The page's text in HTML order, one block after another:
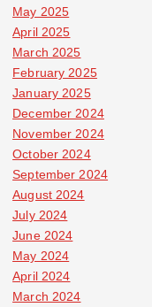
May 2025
April 2025
March 2025
February 2025
January 2025
December 2024
November 2024
October 2024
September 2024
August 2024
July 2024
June 2024
May 2024
April 2024
March 2024